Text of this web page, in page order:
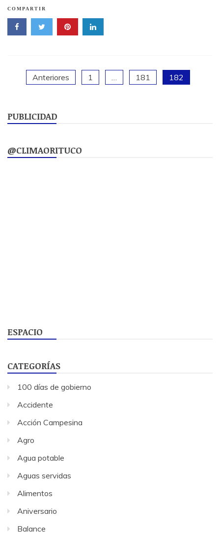
COMPARTIR
Paginación
entradas
Anteriores 1 … 181 182
PUBLICIDAD
@CLIMAORITUCO
ESPACIO
CATEGORÍAS
100 días de gobierno
Accidente
Acción Campesina
Agro
Agua potable
Aguas servidas
Alimentos
Aniversario
Balance